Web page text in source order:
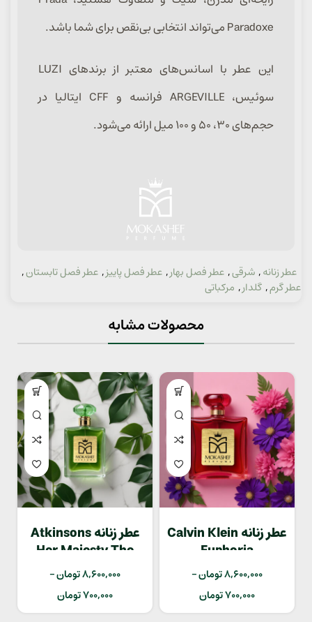
Paradoxe می‌تواند انتخابی بی‌نقص برای شما باشد.
این عطر با اسانس‌های معتبر از برندهای LUZI
سوئیس، ARGEVILLE فرانسه و CFF ایتالیا در
حجم‌های ۳۰، ۵۰ و ۱۰۰ میل ارائه می‌شود.
عطر زنانه, شرقی, عطر فصل بهار, عطر فصل پاییز, عطر فصل تابستان,
عطر گرم, گلدار, مرکباتی
محصولات مشابه
عطر زنانه Calvin Klein
Euphoria
8,600,000تومان–
700,000تومان
عطر زنانه Atkinsons
Her Majesty The
Oud
8,600,000تومان–
700,000تومان